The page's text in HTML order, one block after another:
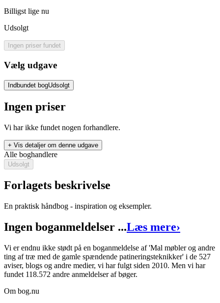
Billigst lige nu
Udsolgt
Ingen priser fundet
Vælg udgave
Indbundet bogUdsolgt
Ingen priser
Vi har ikke fundet nogen forhandlere.
+ Vis detaljer om denne udgave
Mal møbler og andre ting af træ med de gamle spændende
patineringsteknikker
Forfatter:Annie Sloan
Oversat af Kent Havemann
Alle boghandlere
Udsolgt
Forlagets beskrivelse
En praktisk håndbog - inspiration og eksempler.
Ingen boganmeldelser ...Læs mere›
Vi er endnu ikke stødt på en boganmeldelse af 'Mal møbler og andre
ting af træ med de gamle spændende patineringsteknikker' i de 527
aviser, blogs og andre medier, vi har fulgt siden 2010. Men vi har
fundet 118.572 andre anmeldelser af bøger.
Om bog.nu